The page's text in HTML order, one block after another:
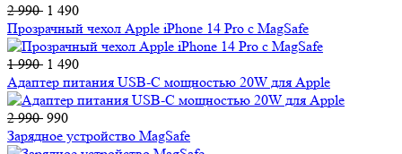
2 990 1 490
Прозрачный чехол Apple iPhone 14 Pro c MagSafe
1 990 1 490
Адаптер питания USB-C мощностью 20W для Apple
2 990 990
Зарядное устройство MagSafe